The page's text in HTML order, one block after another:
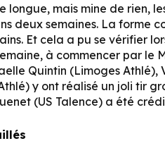
longue, mais mine de rien,
deux semaines. La forme
Et cela a pu se vérifier
à commencer par le
Quintin (Limoges Athlé),
y ont réalisé un joli tir
(US Talence) a été